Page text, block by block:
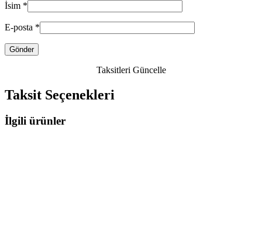
İsim *
E-posta *
Taksitleri Güncelle
Taksit Seçenekleri
İlgili ürünler